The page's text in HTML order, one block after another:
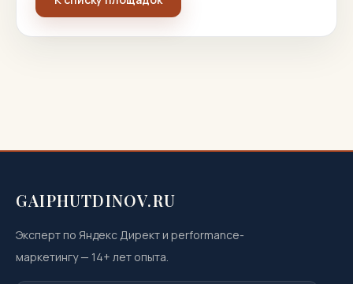
GAIPHUTDINOV.RU
Эксперт по Яндекс Директ и performance-
маркетингу— 14+ лет опыта.